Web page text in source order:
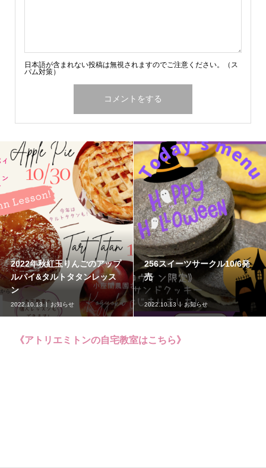
日本語が含まれない投稿は無視されますのでご注意ください。（ス
パム対策）
10/9フィットネスフード講座
開催❣️
2022.10.04 お知らせ
256スイーツサークル発売情
報8/11
2022.08.12 お知らせ
《アトリエミトンの自宅教室はこちら》